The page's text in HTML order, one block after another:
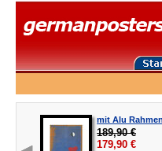
mit Alu
189,90 €
179,90 €